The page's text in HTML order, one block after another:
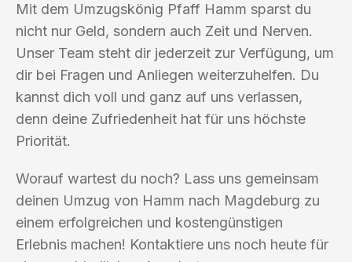
Mit dem Umzugskönig Pfaff Hamm sparst du
nicht nur Geld, sondern auch Zeit und Nerven.
Unser Team steht dir jederzeit zur Verfügung, um
dir bei Fragen und Anliegen weiterzuhelfen. Du
kannst dich voll und ganz auf uns verlassen,
denn deine Zufriedenheit hat für uns höchste
Priorität.
Worauf wartest du noch? Lass uns gemeinsam
deinen Umzug von Hamm nach Magdeburg zu
einem erfolgreichen und kostengünstigen
Erlebnis machen! Kontaktiere uns noch heute für